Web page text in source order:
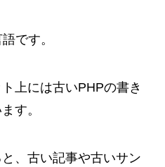
です。
上には古いPHPの書き
す。
、古い記事や古いサン